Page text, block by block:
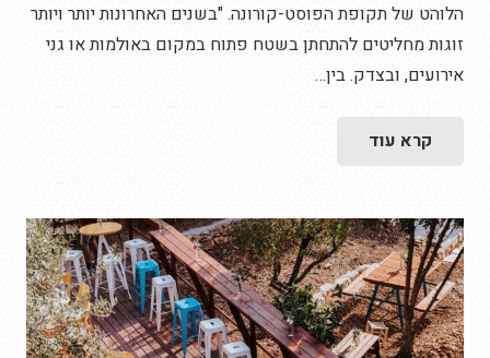
הלוהט של תקופת הפוסט-קורונה. "בשנים האחרונות יותר ויותר
זוגות מחליטים להתחתן בשטח פתוח במקום באולמות או גני
אירועים, ובצדק. בין…
קרא עוד